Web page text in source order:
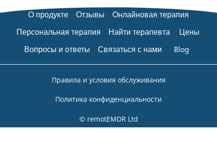
О продукте Отзывы
Онлайновая терапия
Персональная терапия
Найти терапевта
Цены
Вопросы и ответы
Связаться с нами Blog
Правила и условия обслуживания
Политика конфиденциальности
© remotEMDR Ltd